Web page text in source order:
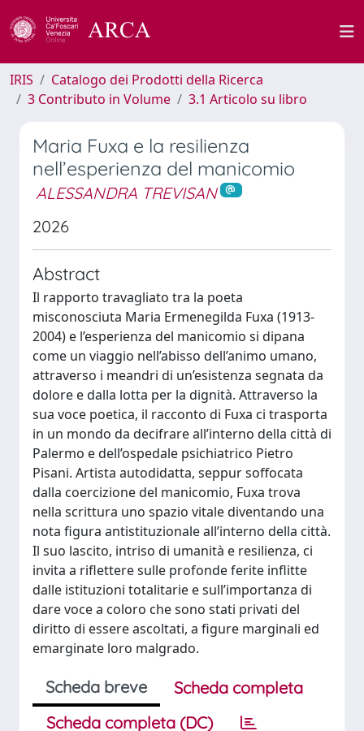
IRIS
Catalogo dei Prodotti della Ricerca
3 Contributo in Volume
3.1 Articolo su libro
Maria Fuxa e la resilienza
nell’esperienza del manicomio
ALESSANDRA TREVISAN
2026
Abstract
Il rapporto travagliato tra la poeta
misconosciuta Maria Ermenegilda Fuxa (1913-
2004) e l’esperienza del manicomio si dipana
come un viaggio nell’abisso dell’animo umano,
attraverso i meandri di un’esistenza segnata da
dolore e dalla lotta per la dignità. Attraverso la
sua voce poetica, il racconto di Fuxa ci trasporta
in un mondo da decifrare all’interno della città di
Palermo e dell’ospedale psichiatrico Pietro
Pisani. Artista autodidatta, seppur soffocata
dalla coercizione del manicomio, Fuxa trova
nella scrittura uno spazio vitale diventando una
nota figura antistituzionale all’interno della città.
Il suo lascito, intriso di umanità e resilienza, ci
invita a riflettere sulle profonde ferite inflitte
dalle istituzioni totalitarie e sull’importanza di
dare voce a coloro che sono stati privati del
diritto di essere ascoltati, a figure marginali ed
emarginate loro malgrado.
Scheda breve
Scheda completa
Scheda completa (DC)